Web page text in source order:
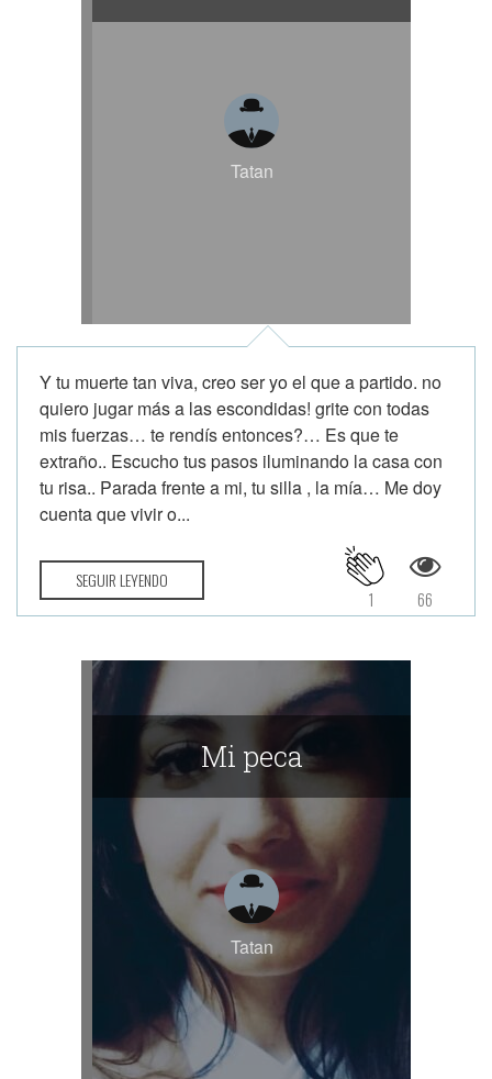
Tatan
Y tu muerte tan viva, creo ser yo el que a partido. no
quiero jugar más a las escondidas! grite con todas
mis fuerzas… te rendís entonces?… Es que te
extraño.. Escucho tus pasos iluminando la casa con
tu risa.. Parada frente a mi, tu silla , la mía… Me doy
cuenta que vivir o...
SEGUIR LEYENDO
66
1
Mi peca
Tatan